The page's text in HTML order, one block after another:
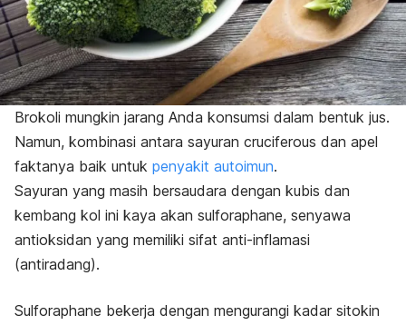
Brokoli mungkin jarang Anda konsumsi dalam bentuk jus.
Namun, kombinasi antara sayuran cruciferous dan apel
faktanya baik untuk penyakit autoimun.
Sayuran yang masih bersaudara dengan kubis dan
kembang kol ini kaya akan sulforaphane, senyawa
antioksidan yang memiliki sifat anti-inflamasi
(antiradang).
Sulforaphane bekerja dengan mengurangi kadar sitokin